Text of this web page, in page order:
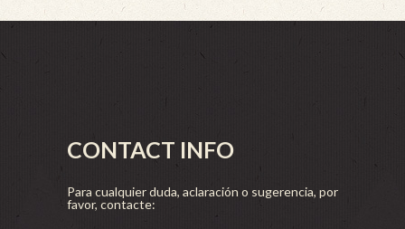
CONTACT INFO
Para cualquier duda, aclaración o sugerencia, por
favor, contacte: